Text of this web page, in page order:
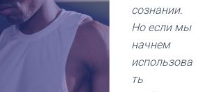
сознании.
Но если мы
начнем
использова
ть